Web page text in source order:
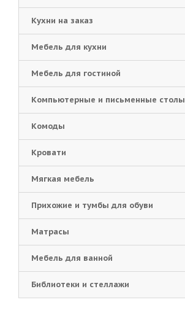
Кухни на заказ
Мебель для кухни
Мебель для гостиной
Компьютерные и письменные столы
Комоды
Кровати
Мягкая мебель
Прихожие и тумбы для обуви
Матрасы
Мебель для ванной
Библиотеки и стеллажи